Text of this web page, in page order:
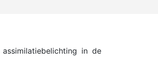
in de